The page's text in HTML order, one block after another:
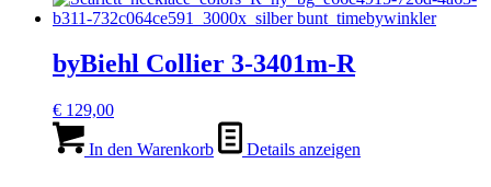
byBiehl Collier 3-3401m-R
€ 129,00
In den Warenkorb Details anzeigen